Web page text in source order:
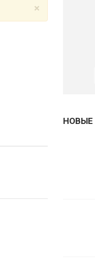
×
НОВЫЕ